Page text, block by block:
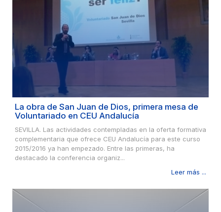
La obra de San Juan de Dios, primera mesa de
Voluntariado en CEU Andalucía
SEVILLA. Las actividades contempladas en la oferta formativa
complementaria que ofrece CEU Andalucía para este curso
2015/2016 ya han empezado. Entre las primeras, ha
destacado la conferencia organiz...
Leer más ...